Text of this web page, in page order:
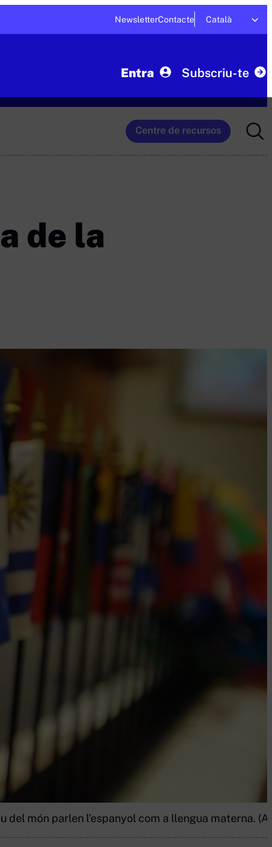
NewsletterContacte Català
Entra Subscriu-te
Centre de recursos
for:
de la
del món parlen l’espanyol com a llengua materna.